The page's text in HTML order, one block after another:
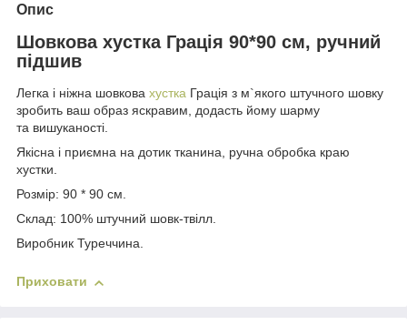
Опис
Шовкова хустка Грація 90*90 см, ручний
підшив
Легка і ніжна шовкова хустка Грація з м`якого штучного шовку
зробить ваш образ яскравим, додасть йому шарму
та вишуканості.
Якісна і приємна на дотик тканина, ручна обробка краю
хустки.
Розмір: 90 * 90 см.
Склад: 100% штучний шовк-твілл.
Виробник Туреччина.
Приховати